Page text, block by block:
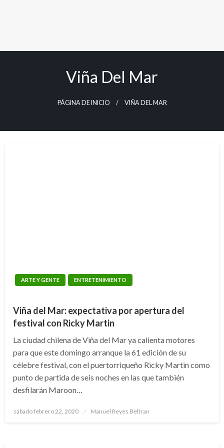
Viña Del Mar
PÁGINA DE INICIO VIÑA DEL MAR
ARTE Y GENTE ENTRETENIMIENTO
Viña del Mar: expectativa por apertura del
festival con Ricky Martin
La ciudad chilena de Viña del Mar ya calienta motores
para que este domingo arranque la 61 edición de su
célebre festival, con el puertorriqueño Ricky Martin como
punto de partida de seis noches en las que también
desfilarán Maroon…
Publicado
sábado febrero 22, 2020 Manuel Reyes Beltran